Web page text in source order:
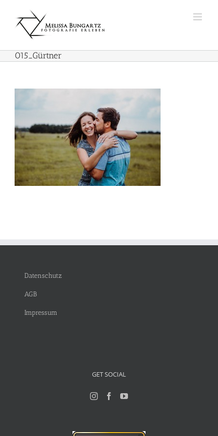
springen
015_Gürtner
Datenschutz
AGB
Impressum
GET SOCIAL